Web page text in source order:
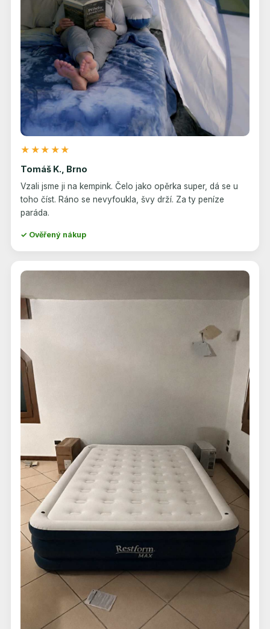
★★★★★
Tomáš K., Brno
Vzali jsme ji na kempink. Čelo jako opěrka super, dá se u
toho číst. Ráno se nevyfoukla, švy drží. Za ty peníze
paráda.
✓ Ověřený nákup